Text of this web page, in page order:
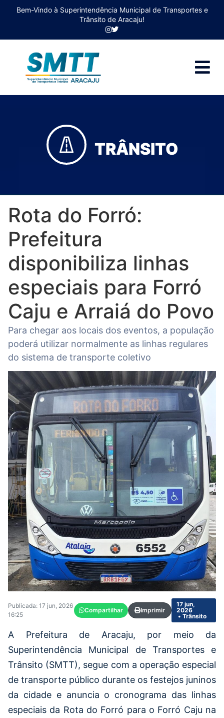
Bem-Vindo à Superintendência Municipal de Transportes e
Trânsito de Aracaju!
TRÂNSITO
Rota do Forró:
Prefeitura
disponibiliza linhas
especiais para Forró
Caju e Arraiá do Povo
Para chegar aos locais dos eventos, a população
poderá utilizar normalmente as linhas regulares
do sistema de transporte coletivo
Publicada: 17 jun, 2026
16:25
Compartilhar Imprimir
17 jun,
2026
• Trânsito
A Prefeitura de Aracaju, por meio da
Superintendência Municipal de Transportes e
Trânsito (SMTT), segue com a operação especial
de transporte público durante os festejos juninos
da cidade e anuncia o cronograma das linhas
especiais da Rota do Forró para o Forró Caju na